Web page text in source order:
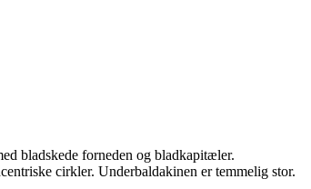
bladskede forneden og bladkapitæler.
cirkler. Underbaldakinen er temmelig stor.